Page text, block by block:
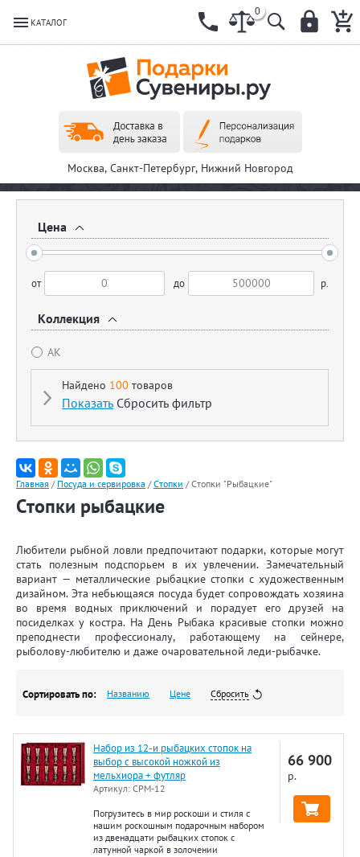
КАТАЛОГ
0
Москва, Санкт-Петербург, Нижний Новгород
Цена
от до р.
Коллекция
АК
Найдено 100 товаров
Показать Сбросить фильтр
Главная / Посуда и сервировка /Стопки /Стопки "Рыбацкие"
Стопки рыбацкие
Любители рыбной ловли предпочитают подарки, которые могут
стать полезным подспорьем в их увлечении. Замечательный
вариант — металлические рыбацкие стопки с художественным
дизайном. Эта небьющаяся посуда будет сопровождать хозяина
во время водных приключений и порадует его друзей на
посиделках у костра. На День Рыбака красивые стопки можно
преподнести профессионалу, работающему на сейнере,
рыболову-любителю и даже очаровательной леди-рыбачке.
Сортировать по: Названию Цене Сбросить
66 900
р.
Набор из 12-и рыбацких стопок на
выбор с высокой ножкой из
мельхиора + футляр
Артикул:СРМ-12
Погрузитесь в мир роскоши и стиля с
нашим роскошным подарочным набором
из двенадцати рыбацких стопок с
латунной чаркой в золочении